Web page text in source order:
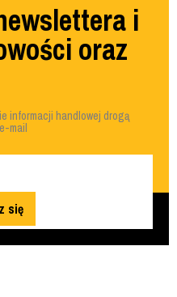
i
oraz
informacji handlowej drogą
mail
się